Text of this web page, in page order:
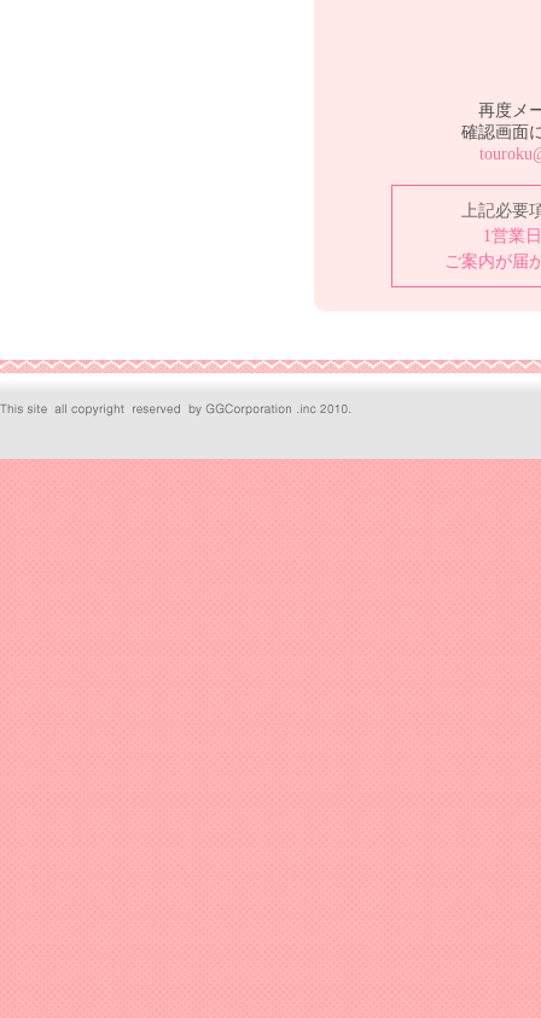
再度メ
確認画面
上記必要
1営業
ご案内が届